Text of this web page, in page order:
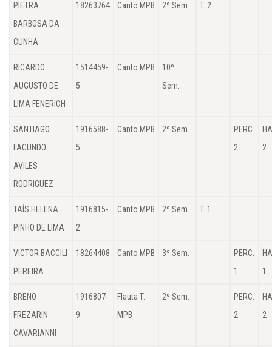
PIETRA
BARBOSA DA
CUNHA
18263764 Canto MPB 2º Sem. T. 2
RICARDO
AUGUSTO DE
LIMA FENERICH
1514459-
5
Canto MPB
10º
Sem.
SANTIAGO
FACUNDO
AVILES
RODRIGUEZ
1916588-
5
Canto MPB 2º Sem.
PERC.
2
2
TAÍS HELENA
PINHO DE LIMA
1916815-
2
Canto MPB 2º Sem. T. 1
VICTOR BACCILI
PEREIRA
18264408 Canto MPB 3º Sem.
PERC.
1
1
BRENO
FREZARIN
CAVARIANNI
1916807-
9
Flauta T.
MPB
2º Sem.
PERC.
2
2